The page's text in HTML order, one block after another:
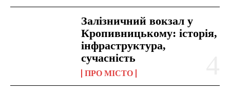
Залізничний вокзал у
Кропивницькому: історія,
інфраструктура,
сучасність
ПРО МІСТО